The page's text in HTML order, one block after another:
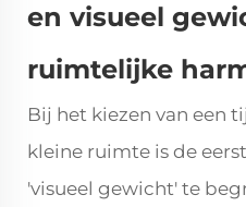
en visueel
ruimtelijke
Bij het kiezen van een
kleine ruimte is de
'visueel gewicht' te